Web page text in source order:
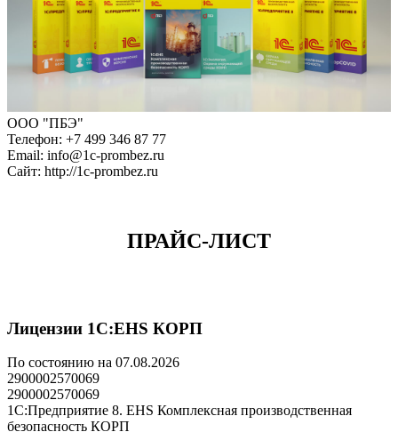
ООО "ПБЭ"
Телефон: +7 499 346 87 77
Email: info@1c-prombez.ru
Сайт: http://1c-prombez.ru
ПРАЙС-ЛИСТ
Лицензии 1С:EHS КОРП
По состоянию на 07.08.2026
2900002570069
2900002570069
1С:Предприятие 8. EHS Комплексная производственная
безопасность КОРП